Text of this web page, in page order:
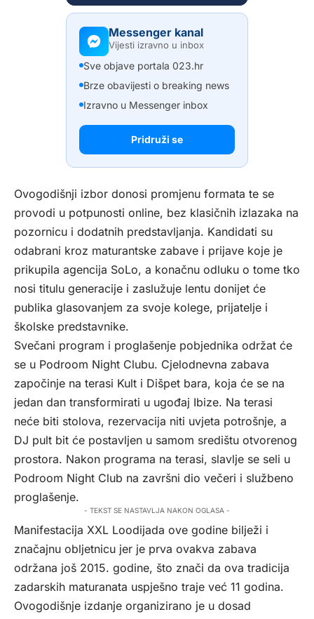
Messenger kanal
Vijesti izravno u inbox
Sve objave portala 023.hr
Brze obavijesti o breaking news
Izravno u Messenger inbox
Pridruži se
Ovogodišnji izbor donosi promjenu formata te se
provodi u potpunosti online, bez klasičnih izlazaka na
pozornicu i dodatnih predstavljanja. Kandidati su
odabrani kroz maturantske zabave i prijave koje je
prikupila agencija SoLo, a konačnu odluku o tome tko
nosi titulu generacije i zaslužuje lentu donijet će
publika glasovanjem za svoje kolege, prijatelje i
školske predstavnike.
Svečani program i proglašenje pobjednika održat će
se u Podroom Night Clubu. Cjelodnevna zabava
započinje na terasi Kult i Dišpet bara, koja će se na
jedan dan transformirati u ugođaj Ibize. Na terasi
neće biti stolova, rezervacija niti uvjeta potrošnje, a
DJ pult bit će postavljen u samom središtu otvorenog
prostora. Nakon programa na terasi, slavlje se seli u
Podroom Night Club na završni dio večeri i službeno
proglašenje.
- TEKST SE NASTAVLJA NAKON OGLASA -
Manifestacija XXL Loodijada ove godine bilježi i
značajnu obljetnicu jer je prva ovakva zabava
održana još 2015. godine, što znači da ova tradicija
zadarskih maturanata uspješno traje već 11 godina.
Ovogodišnje izdanje organizirano je u dosad